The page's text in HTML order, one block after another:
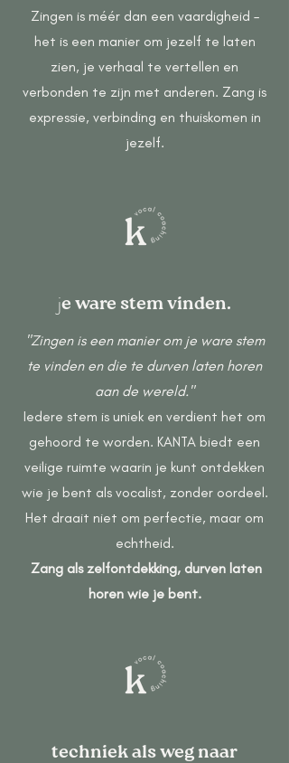
Zingen is méér dan een vaardigheid –
het is een manier om jezelf te laten
zien, je verhaal te vertellen en
verbonden te zijn met anderen. Zang is
expressie, verbinding en thuiskomen in
jezelf.
je ware stem vinden.
"Zingen is een manier om je ware stem
te vinden en die te durven laten horen
aan de wereld."
Iedere stem is uniek en verdient het om
gehoord te worden. KANTA biedt een
veilige ruimte waarin je kunt ontdekken
wie je bent als vocalist, zonder oordeel.
Het draait niet om perfectie, maar om
echtheid.
Zang als zelfontdekking, durven laten
horen wie je bent.
techniek als weg naar